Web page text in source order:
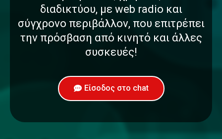
διαδικτύου, με web radio και
σύγχρονο περιβάλλον, που επιτρέπει
την πρόσβαση από κινητό και άλλες
συσκευές!
Είσοδος στο chat